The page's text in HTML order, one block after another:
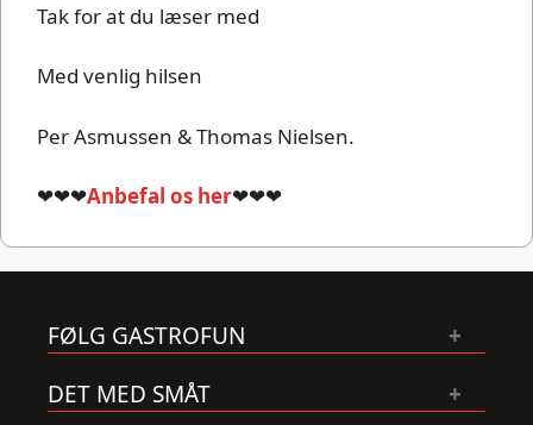
Tak for at du læser med
Med venlig hilsen
Per Asmussen & Thomas Nielsen.
❤❤❤Anbefal os her❤❤❤
FØLG GASTROFUN
DET MED SMÅT